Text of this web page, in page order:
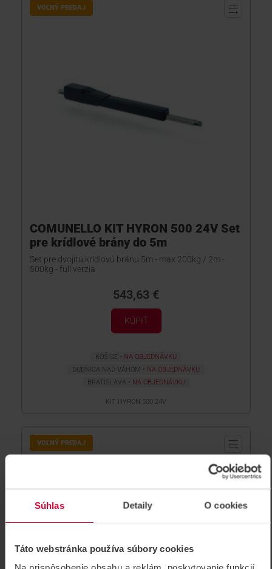
Súhlas Detaily O cookies
Táto webstránka používa súbory cookies
VOĽNÝ PREDAJ
COMUNELLO KIT HYRON 500 24V Set
pre krídlové brány do 5m
Set pre dvojitú krídlovú bránu 5m - max 200kg / 2m -
500kg - full verzia
543,63 €
KÚPIŤ
KOŠICE
NA OBJEDNÁVKU
DUBNICA NAD VÁHOM
NA OBJEDNÁVKU
BRATISLAVA
NA OBJEDNÁVKU
KIT HYRON 500 24V
VOĽNÝ PREDAJ